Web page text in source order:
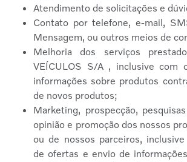
Atendimento de solicitações e
Contato por telefone, e-mail,
Mensagem, ou outros meios de
Melhoria dos serviços
VEÍCULOS S/A , inclusive com
informações sobre produtos
de novos produtos;
Marketing, prospecção,
opinião e promoção dos nossos
ou de nossos parceiros,
de ofertas e envio de